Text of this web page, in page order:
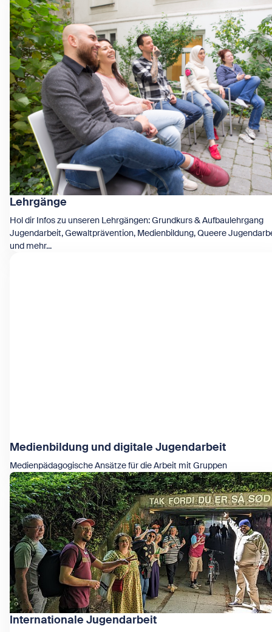
Lehrgänge
Hol dir Infos zu unseren Lehrgängen: Grundkurs & Aufbaulehrgang
Jugendarbeit, Gewaltprävention, Medienbildung, Queere
und mehr...
Medienbildung und digitale Jugendarbeit
Medienpädagogische Ansätze für die Arbeit mit Gruppen
Zeige Medienbildung und digitale Jugendarbeit
Internationale Jugendarbeit